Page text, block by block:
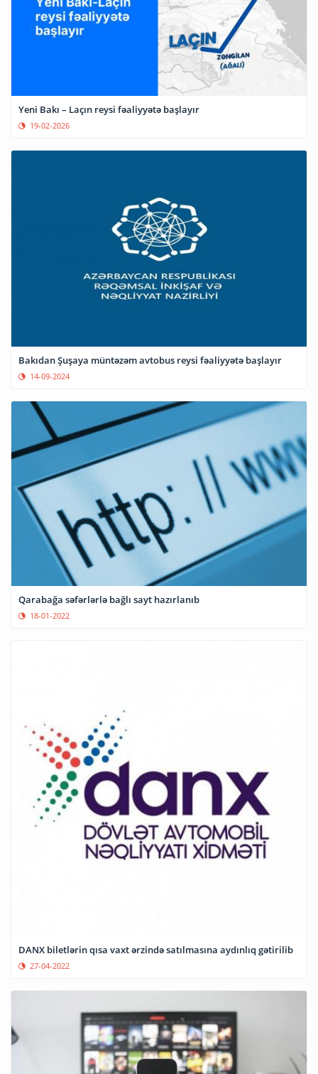
Yeni Bakı – Laçın reysi fəaliyyətə başlayır
19-02-2026
Bakıdan Şuşaya müntəzəm avtobus reysi fəaliyyətə başlayır
14-09-2024
Qarabağa səfərlərlə bağlı sayt hazırlanıb
18-01-2022
DANX biletlərin qısa vaxt ərzində satılmasına aydınlıq gətirilib
27-04-2022